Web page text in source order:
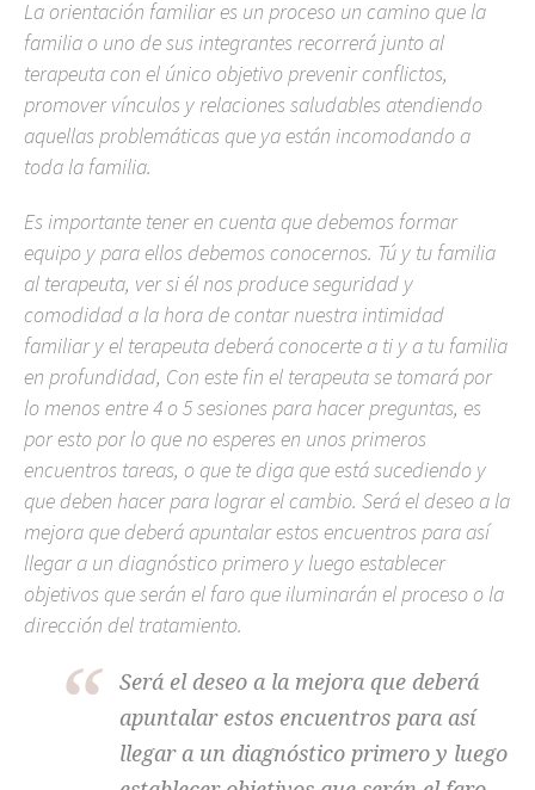
La orientación familiar es un proceso un camino que la
familia o uno de sus integrantes recorrerá junto al
terapeuta con el único objetivo prevenir conflictos,
promover vínculos y relaciones saludables atendiendo
aquellas problemáticas que ya están incomodando a
toda la familia.
Es importante tener en cuenta que debemos formar
equipo y para ellos debemos conocernos. Tú y tu familia
al terapeuta, ver si él nos produce seguridad y
comodidad a la hora de contar nuestra intimidad
familiar y el terapeuta deberá conocerte a ti y a tu familia
en profundidad, Con este fin el terapeuta se tomará por
lo menos entre 4 o 5 sesiones para hacer preguntas, es
por esto por lo que no esperes en unos primeros
encuentros tareas, o que te diga que está sucediendo y
que deben hacer para lograr el cambio. Será el deseo a la
mejora que deberá apuntalar estos encuentros para así
llegar a un diagnóstico primero y luego establecer
objetivos que serán el faro que iluminarán el proceso o la
dirección del tratamiento.
Será el deseo a la mejora que deberá
apuntalar estos encuentros para así
llegar a un diagnóstico primero y luego